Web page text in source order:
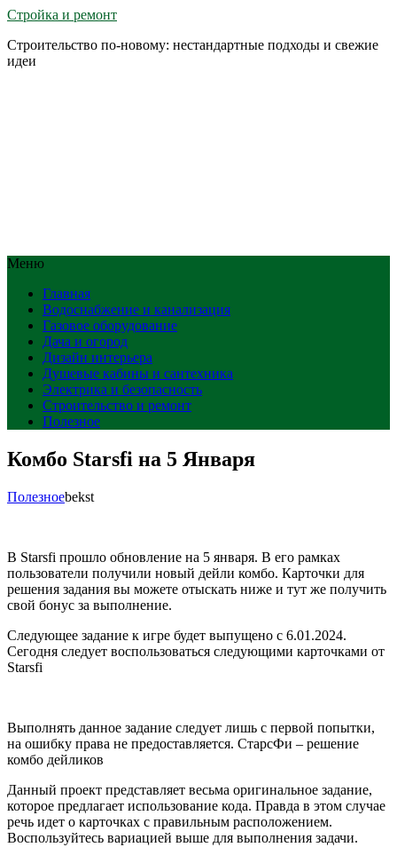
Стройка и ремонт
Строительство по-новому: нестандартные подходы и свежие
идеи
Меню
Главная
Водоснабжение и канализация
Газовое оборудование
Дача и огород
Дизайн интерьера
Душевые кабины и сантехника
Электрика и безопасность
Строительство и ремонт
Полезное
Комбо Starsfi на 5 Января
Полезноеbekst
В Starsfi прошло обновление на 5 января. В его рамках
пользователи получили новый дейли комбо. Карточки для
решения задания вы можете отыскать ниже и тут же получить
свой бонус за выполнение.
Следующее задание к игре будет выпущено с 6.01.2024.
Сегодня следует воспользоваться следующими карточками от
Starsfi
Выполнять данное задание следует лишь с первой попытки,
на ошибку права не предоставляется. СтарсФи – решение
комбо дейликов
Данный проект представляет весьма оригинальное задание,
которое предлагает использование кода. Правда в этом случае
речь идет о карточках с правильным расположением.
Воспользуйтесь вариацией выше для выполнения задачи.